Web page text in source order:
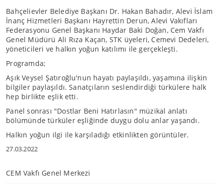
Bahçelievler Belediye Başkanı Dr. Hakan Bahadır, Alevi İslam
İnanç Hizmetleri Başkanı Hayrettin Derun, Alevi Vakıfları
Federasyonu Genel Başkanı Haydar Baki Doğan, Cem Vakfı
Genel Müdürü Ali Rıza Kaçan, STK üyeleri, Cemevi Dedeleri,
yöneticileri ve halkın yoğun katılımı ile gerçekleşti.
Programda;
Aşık Veysel Şatıroğlu'nun hayatı paylaşıldı, yaşamına ilişkin
bilgiler paylaşıldı. Sanatçıların seslendirdiği türkülere halk
hep birlikte eşlik etti.
Panel sonrası "Dostlar Beni Hatırlasın" müzikal anlatı
bölümünde türküler eşliğinde duygu dolu anlar yaşandı.
Halkın yoğun ilgi ile karşıladığı etkinlikten görüntüler.
27.03.2022
CEM Vakfı Genel Merkezi